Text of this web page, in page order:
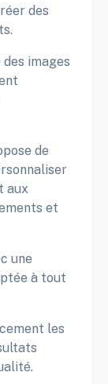
des
images
de
aux
et
une
à tout
les